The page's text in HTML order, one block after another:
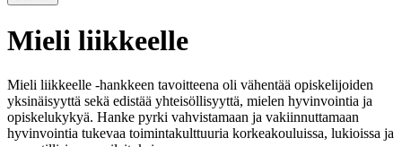
Mieli liikkeelle
Mieli liikkeelle -hankkeen tavoitteena oli vähentää opiskelijoiden
yksinäisyyttä sekä edistää yhteisöllisyyttä, mielen hyvinvointia ja
opiskelukykyä. Hanke pyrki vahvistamaan ja vakiinnuttamaan
hyvinvointia tukevaa toimintakulttuuria korkeakouluissa, lukioissa ja